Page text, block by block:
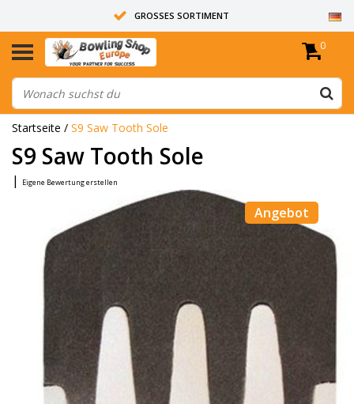
GROSSES SORTIMENT
14 TAGE RÜCKGABERECHT
ALLE BOWLINGKUGELN SIND UNGEBOHRT
0
Startseite / S9 Saw Tooth Sole
S9 Saw Tooth Sole
| Eigene Bewertung erstellen
Angebot